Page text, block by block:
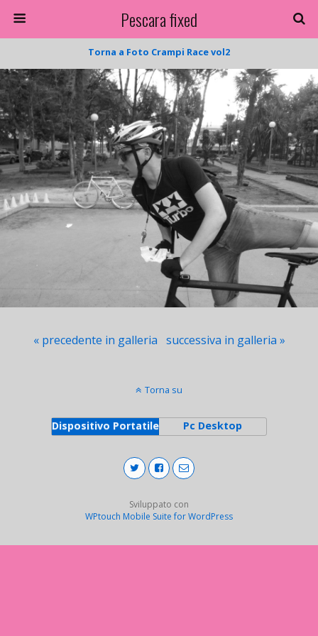
Pescara fixed
Torna a Foto Crampi Race vol2
« precedente in galleria successiva in galleria »
Torna su
Dispositivo Portatile Pc Desktop
Sviluppato con
WPtouch Mobile Suite for WordPress